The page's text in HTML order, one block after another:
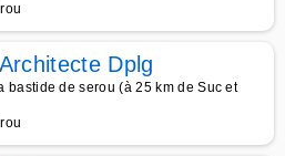
Dplg
bastide de serou (à 25 km de Suc et